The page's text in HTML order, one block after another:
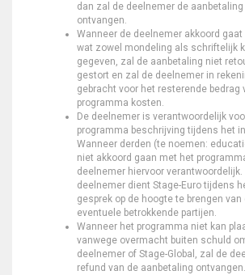
dan zal de deelnemer de
ontvangen.
Wanneer de deelnemer akkoord
wat zowel mondeling als schriftelijk
gegeven, zal de aanbetaling niet
gestort en zal de deelnemer in
gebracht voor het resterende bedrag
programma kosten.
De deelnemer is verantwoordelijk
programma beschrijving tijdens het
Wanneer derden (te noemen:
niet akkoord gaan met het
deelnemer hiervoor verantwoordelijk.
deelnemer dient Stage-Euro tijdens
gesprek op de hoogte te brengen van
eventuele betrokkende partijen.
Wanneer het programma niet kan
vanwege overmacht buiten schuld
deelnemer of Stage-Global, zal de
refund van de aanbetaling